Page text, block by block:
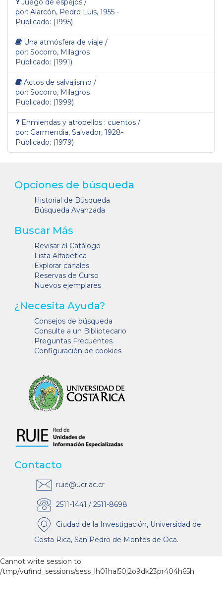
Juego de espejos /
por: Alarcón, Pedro Luis, 1955 -
Publicado: (1995)
Una atmósfera de viaje /
por: Socorro, Milagros
Publicado: (1991)
Actos de salvajismo /
por: Socorro, Milagros
Publicado: (1999)
Enmiendas y atropellos : cuentos /
por: Garmendia, Salvador, 1928-
Publicado: (1979)
Opciones de búsqueda
Historial de Búsqueda
Búsqueda Avanzada
Buscar Más
Revisar el Catálogo
Lista Alfabética
Explorar canales
Reservas de Curso
Nuevos ejemplares
¿Necesita Ayuda?
Consejos de búsqueda
Consulte a un Bibliotecario
Preguntas Frecuentes
Configuración de cookies
Contacto
ruie@ucr.ac.cr
2511-1441 / 2511-8698
Ciudad de la Investigación, Universidad de
Costa Rica, San Pedro de Montes de Oca.
Cannot write session to
/tmp/vufind_sessions/sess_lh01hal50j2o9dk23pr404h65h